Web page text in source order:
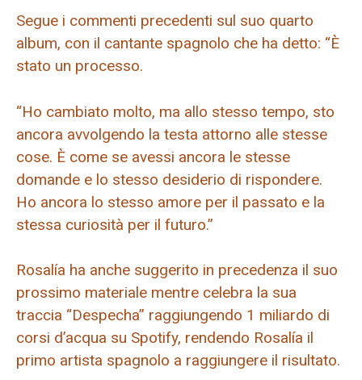
Segue i commenti precedenti sul suo quarto
album, con il cantante spagnolo che ha detto: “È
stato un processo.
“Ho cambiato molto, ma allo stesso tempo, sto
ancora avvolgendo la testa attorno alle stesse
cose. È come se avessi ancora le stesse
domande e lo stesso desiderio di rispondere.
Ho ancora lo stesso amore per il passato e la
stessa curiosità per il futuro.”
Rosalía ha anche suggerito in precedenza il suo
prossimo materiale mentre celebra la sua
traccia “Despecha” raggiungendo 1 miliardo di
corsi d’acqua su Spotify, rendendo Rosalía il
primo artista spagnolo a raggiungere il risultato.